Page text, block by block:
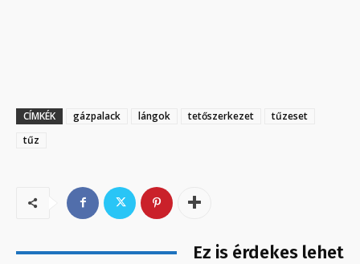
CÍMKÉK gázpalack lángok tetőszerkezet
tűzeset
tűz
Ez is érdekes lehet